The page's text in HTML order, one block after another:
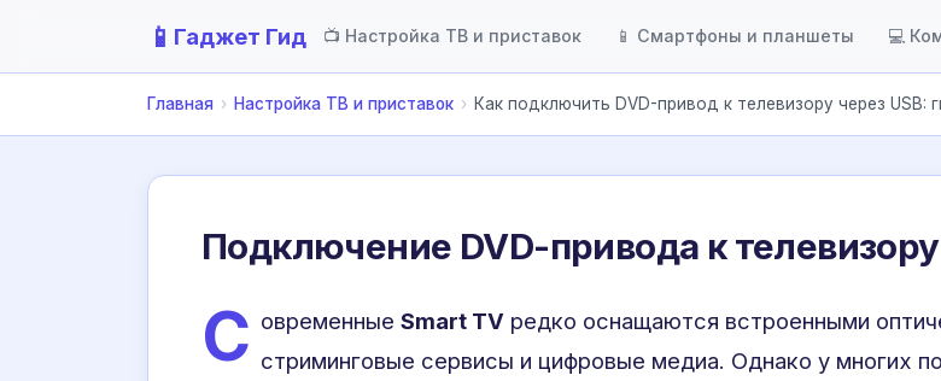
📱 Гаджет Гид 📺 Настройка ТВ и приставок 📱 Смартфоны и планшеты 💻
Главная › Настройка ТВ и приставок › Как подключить DVD-привод к телевизору через USB:
Подключение DVD-привода к
С овременные Smart TV редко оснащаются встроенными
стриминговые сервисы и цифровые медиа. Однако у многих